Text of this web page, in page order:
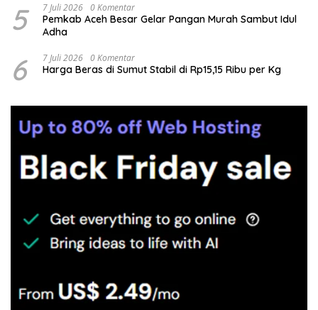
5 7 Juli 2026 0 Komentar
Pemkab Aceh Besar Gelar Pangan Murah Sambut Idul
Adha
6 7 Juli 2026 0 Komentar
Harga Beras di Sumut Stabil di Rp15,15 Ribu per Kg